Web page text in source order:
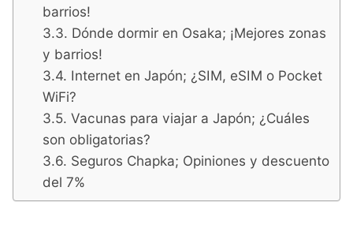
barrios!
Dónde dormir en Osaka; ¡Mejores zonas
y barrios!
Internet en Japón; ¿SIM, eSIM o Pocket
WiFi?
Vacunas para viajar a Japón; ¿Cuáles
son obligatorias?
Seguros Chapka; Opiniones y descuento
del 7%